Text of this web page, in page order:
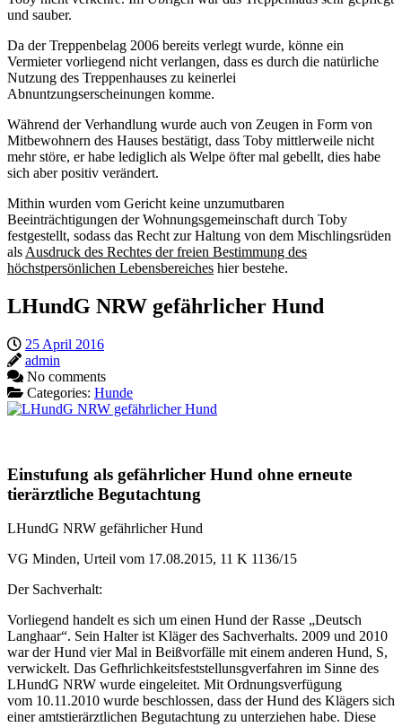
und sauber.
Da der Treppenbelag 2006 bereits verlegt wurde, könne ein
Vermieter vorliegend nicht verlangen, dass es durch die natürliche
Nutzung des Treppenhauses zu keinerlei
Abnuntzungserscheinungen komme.
Während der Verhandlung wurde auch von Zeugen in Form von
Mitbewohnern des Hauses bestätigt, dass Toby mittlerweile nicht
mehr störe, er habe lediglich als Welpe öfter mal gebellt, dies habe
sich aber positiv verändert.
Mithin wurden vom Gericht keine unzumutbaren
Beeinträchtigungen der Wohnungsgemeinschaft durch Toby
festgestellt, sodass das Recht zur Haltung von dem Mischlingsrüden
als Ausdruck des Rechtes der freien Bestimmung des
höchstpersönlichen Lebensbereiches hier bestehe.
LHundG NRW gefährlicher Hund
25 April 2016
admin
No comments
Categories: Hunde
Einstufung als gefährlicher Hund ohne erneute
tierärztliche Begutachtung
LHundG NRW gefährlicher Hund
VG Minden, Urteil vom 17.08.2015, 11 K 1136/15
Der Sachverhalt:
Vorliegend handelt es sich um einen Hund der Rasse „Deutsch
Langhaar“. Sein Halter ist Kläger des Sachverhalts. 2009 und 2010
war der Hund vier Mal in Beißvorfälle mit einem anderen Hund, S,
verwickelt. Das Gefhrlichkeitsfeststellunsgverfahren im Sinne des
LHundG NRW wurde eingeleitet. Mit Ordnungsverfügung
vom 10.11.2010 wurde beschlossen, dass der Hund des Klägers sich
einer amtstierärztlichen Begutachtung zu unterziehen habe. Diese